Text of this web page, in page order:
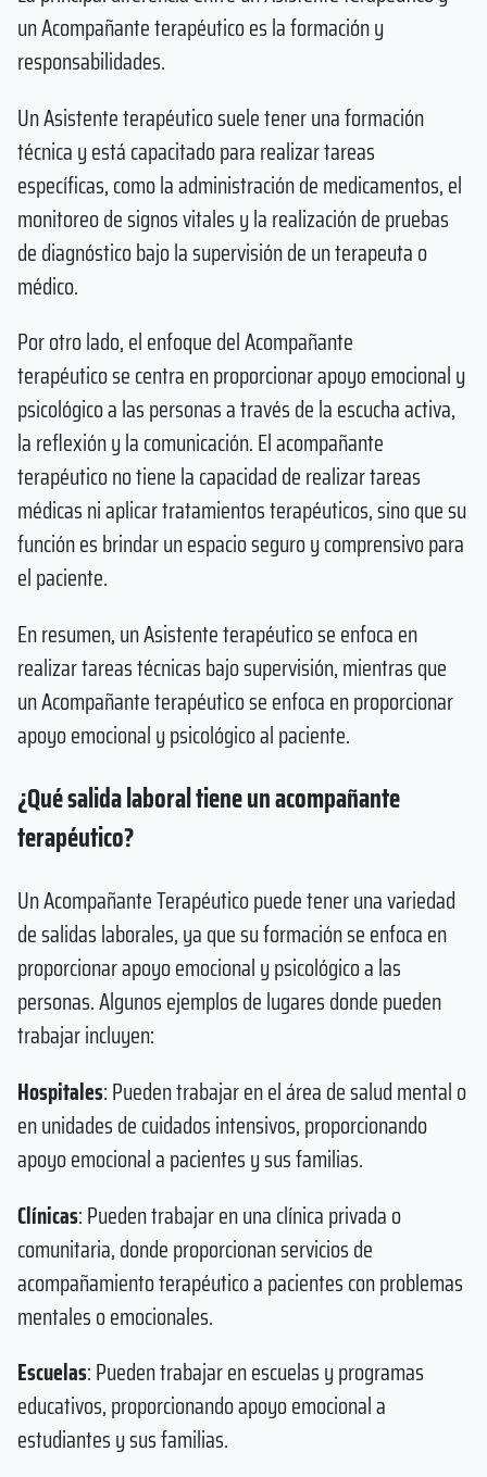
un Acompañante terapéutico es la formación y
responsabilidades.
Un Asistente terapéutico suele tener una formación
técnica y está capacitado para realizar tareas
específicas, como la administración de medicamentos, el
monitoreo de signos vitales y la realización de pruebas
de diagnóstico bajo la supervisión de un terapeuta o
médico.
Por otro lado, el enfoque del Acompañante
terapéutico se centra en proporcionar apoyo emocional y
psicológico a las personas a través de la escucha activa,
la reflexión y la comunicación. El acompañante
terapéutico no tiene la capacidad de realizar tareas
médicas ni aplicar tratamientos terapéuticos, sino que su
función es brindar un espacio seguro y comprensivo para
el paciente.
En resumen, un Asistente terapéutico se enfoca en
realizar tareas técnicas bajo supervisión, mientras que
un Acompañante terapéutico se enfoca en proporcionar
apoyo emocional y psicológico al paciente.
¿Qué salida laboral tiene un acompañante
terapéutico?
Un Acompañante Terapéutico puede tener una variedad
de salidas laborales, ya que su formación se enfoca en
proporcionar apoyo emocional y psicológico a las
personas. Algunos ejemplos de lugares donde pueden
trabajar incluyen:
Hospitales: Pueden trabajar en el área de salud mental o
en unidades de cuidados intensivos, proporcionando
apoyo emocional a pacientes y sus familias.
Clínicas: Pueden trabajar en una clínica privada o
comunitaria, donde proporcionan servicios de
acompañamiento terapéutico a pacientes con problemas
mentales o emocionales.
Escuelas: Pueden trabajar en escuelas y programas
educativos, proporcionando apoyo emocional a
estudiantes y sus familias.